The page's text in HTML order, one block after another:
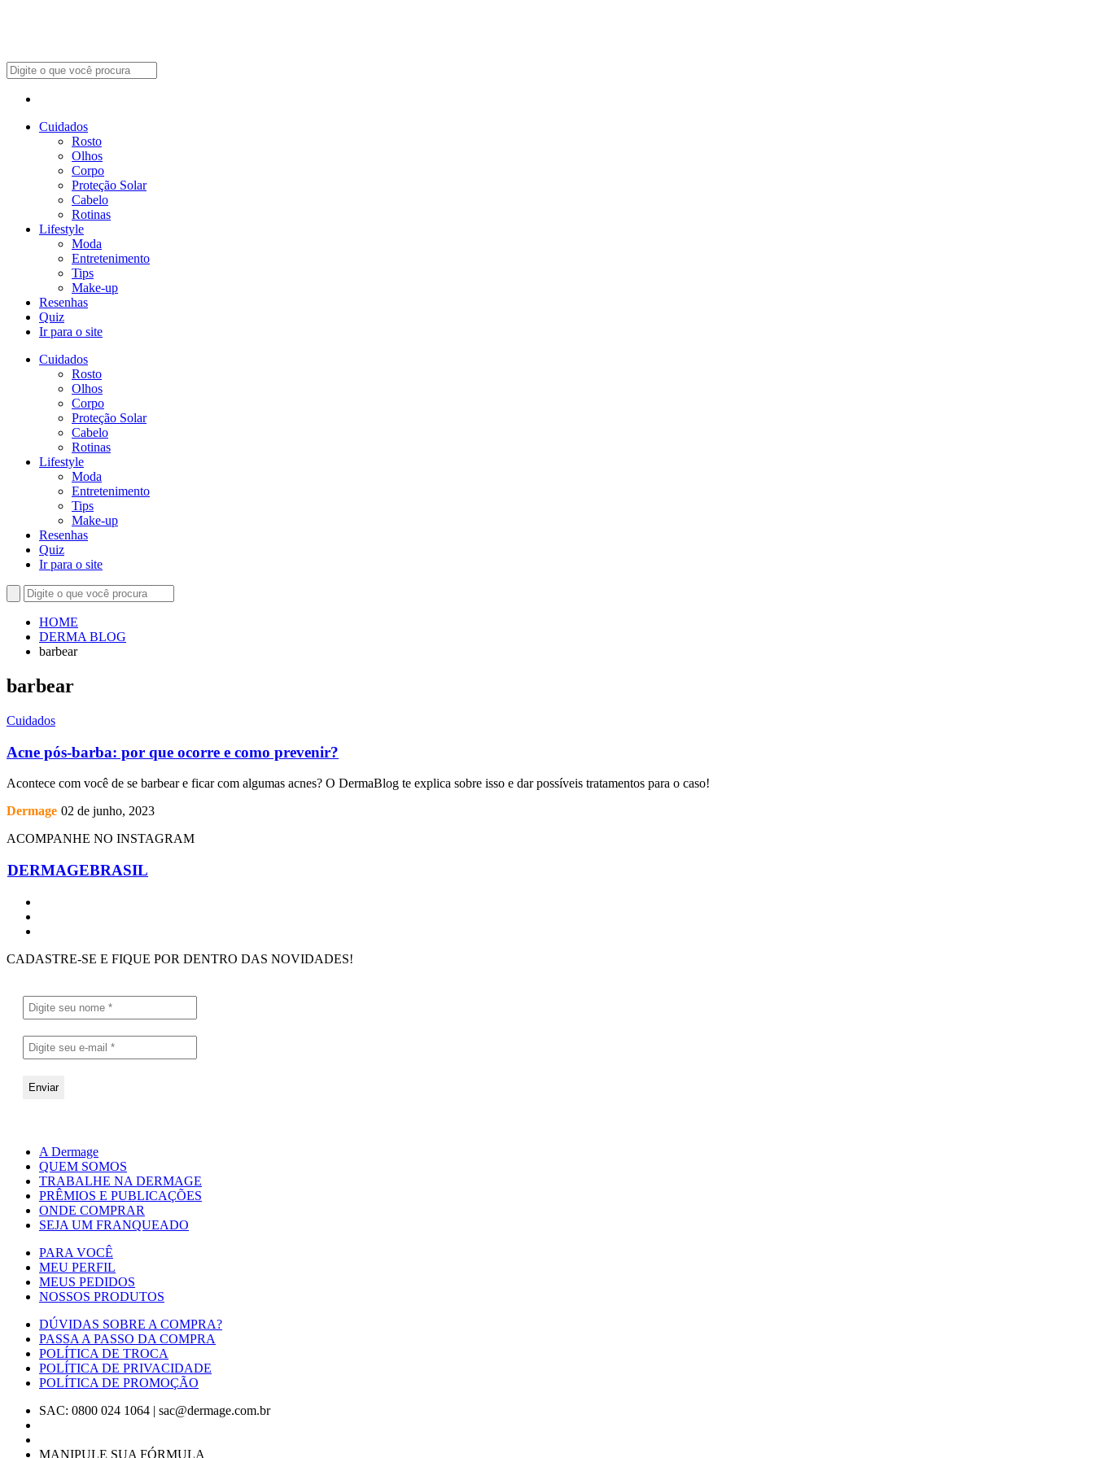
Cuidados
Rosto
Olhos
Corpo
Proteção Solar
Cabelo
Rotinas
Lifestyle
Moda
Entretenimento
Tips
Make-up
Resenhas
Quiz
Ir para o site
Cuidados
Rosto
Olhos
Corpo
Proteção Solar
Cabelo
Rotinas
Lifestyle
Moda
Entretenimento
Tips
Make-up
Resenhas
Quiz
Ir para o site
HOME
DERMA BLOG
barbear
barbear
Cuidados
Acne pós-barba: por que ocorre e como prevenir?
Acontece com você de se barbear e ficar com algumas acnes? O DermaBlog te explica sobre isso e dar possíveis tratamentos para o caso!
Dermage 02 de junho, 2023
ACOMPANHE NO INSTAGRAM
DERMAGEBRASIL
CADASTRE-SE E FIQUE POR DENTRO DAS NOVIDADES!
A Dermage
QUEM SOMOS
TRABALHE NA DERMAGE
PRÊMIOS E PUBLICAÇÕES
ONDE COMPRAR
SEJA UM FRANQUEADO
PARA VOCÊ
MEU PERFIL
MEUS PEDIDOS
NOSSOS PRODUTOS
DÚVIDAS SOBRE A COMPRA?
PASSA A PASSO DA COMPRA
POLÍTICA DE TROCA
POLÍTICA DE PRIVACIDADE
POLÍTICA DE PROMOÇÃO
SAC: 0800 024 1064 | sac@dermage.com.br
MANIPULE SUA FÓRMULA